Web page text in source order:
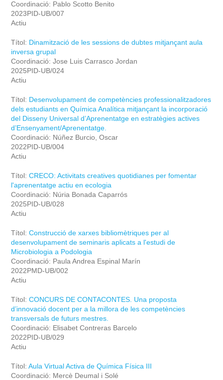
Coordinació: Pablo Scotto Benito
2023PID-UB/007
Actiu
Títol: Dinamització de les sessions de dubtes mitjançant aula
inversa grupal
Coordinació: Jose Luis Carrasco Jordan
2025PID-UB/024
Actiu
Títol: Desenvolupament de competències professionalitzadores
dels estudiants en Química Analítica mitjançant la incorporació
del Disseny Universal d’Aprenentatge en estratègies actives
d’Ensenyament/Aprenentatge.
Coordinació: Núñez Burcio, Oscar
2022PID-UB/004
Actiu
Títol: CRECO: Activitats creatives quotidianes per fomentar
l'aprenentatge actiu en ecologia
Coordinació: Núria Bonada Caparrós
2025PID-UB/028
Actiu
Títol: Construcció de xarxes bibliomètriques per al
desenvolupament de seminaris aplicats a l'estudi de
Microbiologia a Podologia
Coordinació: Paula Andrea Espinal Marín
2022PMD-UB/002
Actiu
Títol: CONCURS DE CONTACONTES. Una proposta
d’innovació docent per a la millora de les competències
transversals de futurs mestres.
Coordinació: Elisabet Contreras Barcelo
2022PID-UB/029
Actiu
Títol: Aula Virtual Activa de Química Física III
Coordinació: Mercè Deumal i Solé